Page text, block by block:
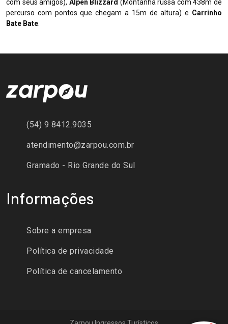
com seus amigos), Alpen Blizzard (Montanha russa com 438m de
percurso com pontos que chegam a 15m de altura) e Carrinho
Bate Bate
(54) 9 8412.9035
atendimento@zarpou.com.br
Gramado - Rio Grande do Sul
Informações
Sobre a empresa
Política de privacidade
Política de cancelamento